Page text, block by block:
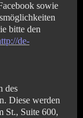
sowie
bitte den
de-
des
Diese werden
St., Suite 600,